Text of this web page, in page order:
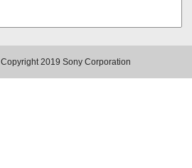
Copyright 2019 Sony Corporation